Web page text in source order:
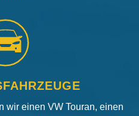
wir einen VW Touran, einen